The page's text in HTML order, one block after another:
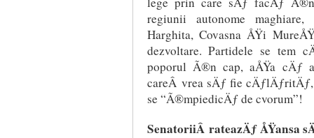
regiunii autonome
Harghita, Covasna ÅŸi
dezvoltare. Partidele se tem
poporul Ã®n cap, aÅŸa cÄƒ
careÂ vrea sÄƒ fie
se “Ã®mpiedicÄƒ de cvorum”!
SenatoriiÂ rateazÄƒ ÅŸansa